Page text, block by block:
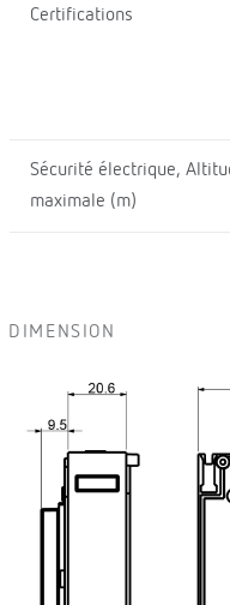
Certifications
Sécurité électrique,
maximale (m)
DIMENSION